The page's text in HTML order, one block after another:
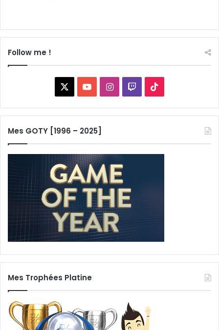
Follow me !
YouTubeInstagram
Twitch
Mes GOTY [1996 – 2025]
Mes Trophées Platine